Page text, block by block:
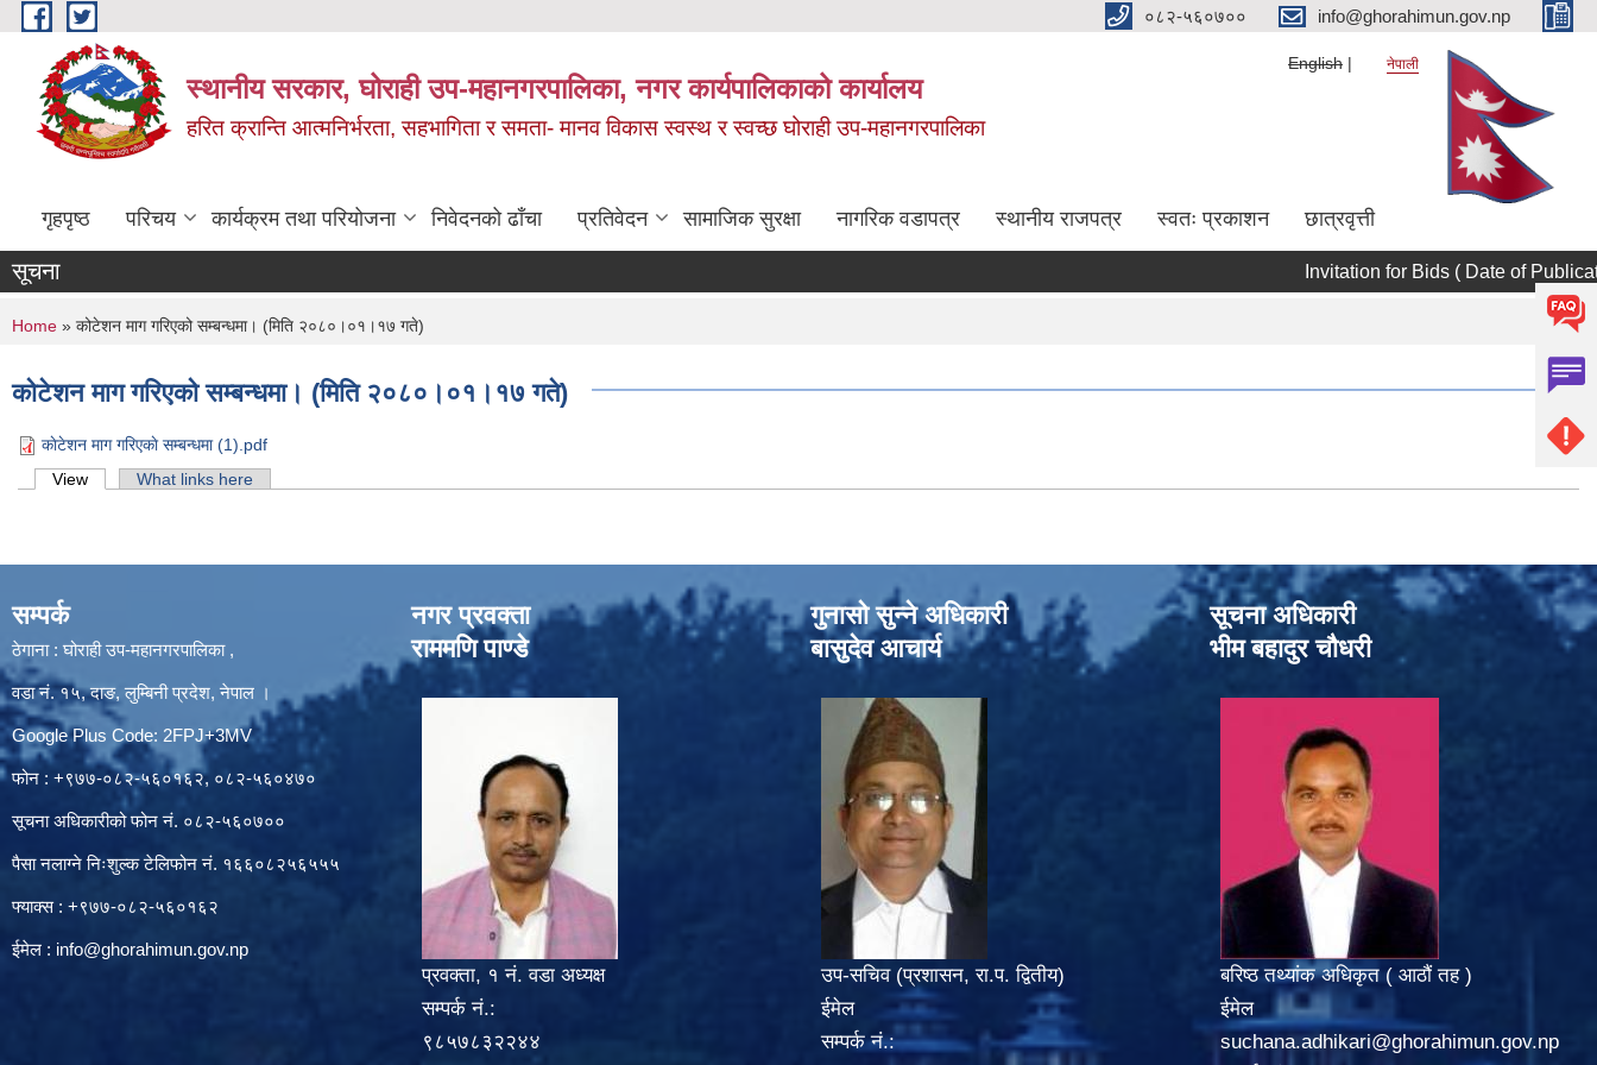
Skip to main content ०८२-५६०७०० info@ghorahimun.gov.np
स्थानीय सरकार, घोराही उप-महानगरपालिका, नगर कार्यपालिकाको कार्यालय
हरित क्रान्ति आत्मनिर्भरता, सहभागिता र समता- मानव विकास स्वस्थ र स्वच्छ घोराही उप-महानगरपालिका
English नेपाली
गृहपृष्ठ परिचय कार्यक्रम तथा परियोजना निवेदनको ढाँचा प्रतिवेदन सामाजिक सुरक्षा नागरिक वडापत्र स्थानीय राजपत्र स्वतः प्रकाशन छात्रवृत्ती
सूचना Invitation for Bids ( Date of
You are here
Home » कोटेशन माग गरिएको सम्बन्धमा। (मिति २०८०।०१।१७ गते)
कोटेशन माग गरिएको सम्बन्धमा। (मिति २०८०।०१।१७ गते)
काेटेशन माग गरिएकाे सम्बन्धमा (1).pdf
Primary tabs
View (active tab)What links here
सम्पर्क
ठेगाना : घोराही उप-महानगरपालिका ,
वडा नं. १५, दाङ, लुम्बिनी प्रदेश, नेपाल ।
Google Plus Code: 2FPJ+3MV
फोन : +९७७-०८२-५६०१६२, ०८२-५६०४७०
सूचना अधिकारीको फोन नं. ०८२-५६०७००
पैसा नलाग्ने निःशुल्क टेलिफोन नं. १६६०८२५६५५५
फ्याक्स : +९७७-०८२-५६०१६२
ईमेल : info@ghorahimun.gov.np
नगर प्रवक्ता
राममणि पाण्डे
प्रवक्ता, १ नं. वडा अध्यक्ष
सम्पर्क नं.:
९८५७८३२२४४
गुनासो सुन्‍ने अधिकारी
बासुदेव आचार्य
उप-सचिव (प्रशासन, रा.प. द्वितीय)
ईमेल
सम्पर्क नं.:
सूचना अधिकारी
भीम बहादुर चौधरी
बरिष्ठ तथ्यांक अधिकृत ( आठौं तह )
ईमेल
suchana.adhikari@ghorahimun.gov.np